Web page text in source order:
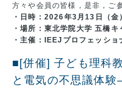
方々や会員の皆様，是非，ご
・日時：2026年3月13日（
・場所：東北学院大学 五
・主催：IEEJプロフェッショ
■[併催] 子ども理科
と電気の不思議体